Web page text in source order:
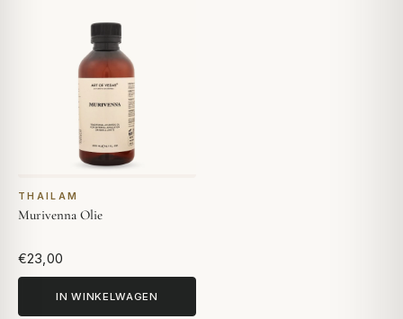
THAILAM
Murivenna Olie
€23,00
IN WINKELWAGEN